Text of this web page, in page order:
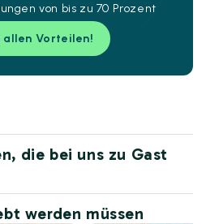
von bis zu 70 Prozent
allen Vorteilen!
die bei uns zu Gast
werden müssen